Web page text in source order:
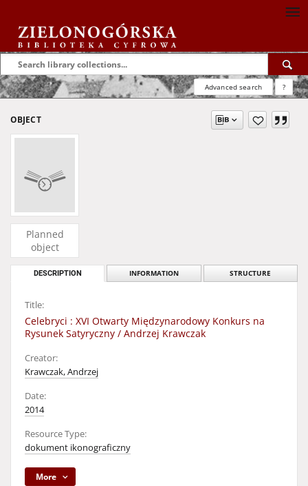
Advanced search ?
OBJECT
Planned
object
DESCRIPTION INFORMATION STRUCTURE
Title:
Celebryci : XVI Otwarty Międzynarodowy Konkurs na
Rysunek Satyryczny / Andrzej Krawczak
Creator:
Krawczak, Andrzej
Date:
2014
Resource Type:
dokument ikonograficzny
More